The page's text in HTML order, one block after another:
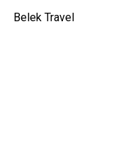
Belek Travel